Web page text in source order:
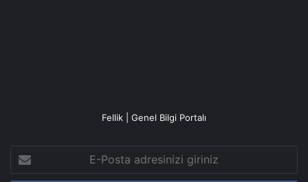
Fellik | Genel Bilgi Portalı
Posta